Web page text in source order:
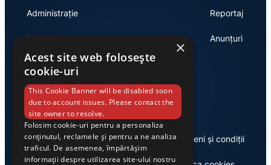
Administrație
Economie
Reportaj
Anunțuri
Link-uri utile
Despre noi Termeni și condiții
×
Acest site web folosește
cookie-uri
This Cookie Banner will be disabled soon
due to account issues. Please contact the
site owner to resolve.
Folosim cookie-uri pentru a personaliza
conținutul, reclamele și pentru a ne analiza
traficul. De asemenea, împărtășim
informații despre utilizarea site-ului nostru